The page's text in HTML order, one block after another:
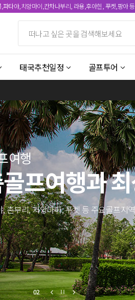
,파타야,치앙마이,칸차나부리, 라용,후아힌, 푸켓,팡아
태국추천일정 골프투어
여행
프여행과
, 촌부리, 치앙마이, 푸켓 등 주요골프지역
02